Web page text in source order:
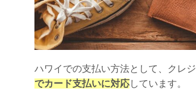
ハワイでの支払い方法として、クレ
でカード支払いに対応しています。